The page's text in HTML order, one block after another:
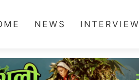
NEWS INTERVIEW